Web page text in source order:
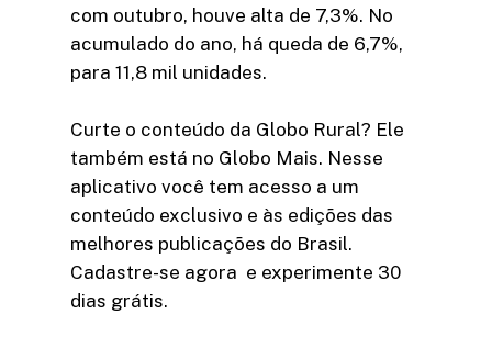
com outubro, houve alta de 7,3%. No
acumulado do ano, há queda de 6,7%,
para 11,8 mil unidades.
Curte o conteúdo da Globo Rural? Ele
também está no Globo Mais. Nesse
aplicativo você tem acesso a um
conteúdo exclusivo e às edições das
melhores publicações do Brasil.
Cadastre-se agora e experimente 30
dias grátis.